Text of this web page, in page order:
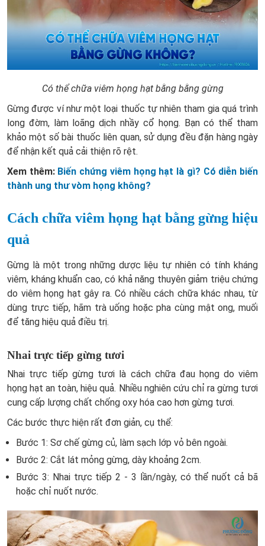
Có thể chữa viêm họng hạt bằng bằng gừng
Gừng được ví như một loại thuốc tự nhiên tham gia quá trình
long đờm, làm loãng dịch nhầy cổ họng. Bạn có thể tham
khảo một số bài thuốc liên quan, sử dụng đều đặn hàng ngày
để nhận kết quả cải thiện rõ rệt.
Xem thêm: Biến chứng viêm họng hạt là gì? Có diễn biến
thành ung thư vòm họng không?
Cách chữa viêm họng hạt bằng gừng hiệu
quả
Gừng là một trong những dược liệu tự nhiên có tính kháng
viêm, kháng khuẩn cao, có khả năng thuyên giảm triệu chứng
do viêm họng hạt gây ra. Có nhiều cách chữa khác nhau, từ
dùng trực tiếp, hãm trà uống hoặc pha cùng mật ong, muối
để tăng hiệu quả điều trị.
Nhai trực tiếp gừng tươi
Nhai trực tiếp gừng tươi là cách chữa đau họng do viêm
họng hạt an toàn, hiệu quả. Nhiều nghiên cứu chỉ ra gừng tươi
cung cấp lượng chất chống oxy hóa cao hơn gừng tươi.
Các bước thực hiện rất đơn giản, cụ thể:
Bước 1: Sơ chế gừng củ, làm sạch lớp vỏ bên ngoài.
Bước 2: Cắt lát mỏng gừng, dày khoảng 2cm.
Bước 3: Nhai trực tiếp 2 - 3 lần/ngày, có thể nuốt cả bã
hoặc chỉ nuốt nước.